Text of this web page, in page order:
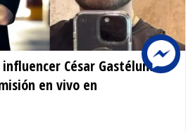
César Gastélum
en vivo en